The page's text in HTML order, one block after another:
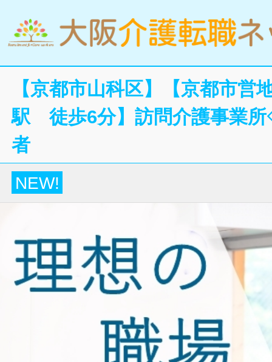
【京都市山科区】【京都市営
駅 徒歩6分】訪問介護事業
者
NEW!